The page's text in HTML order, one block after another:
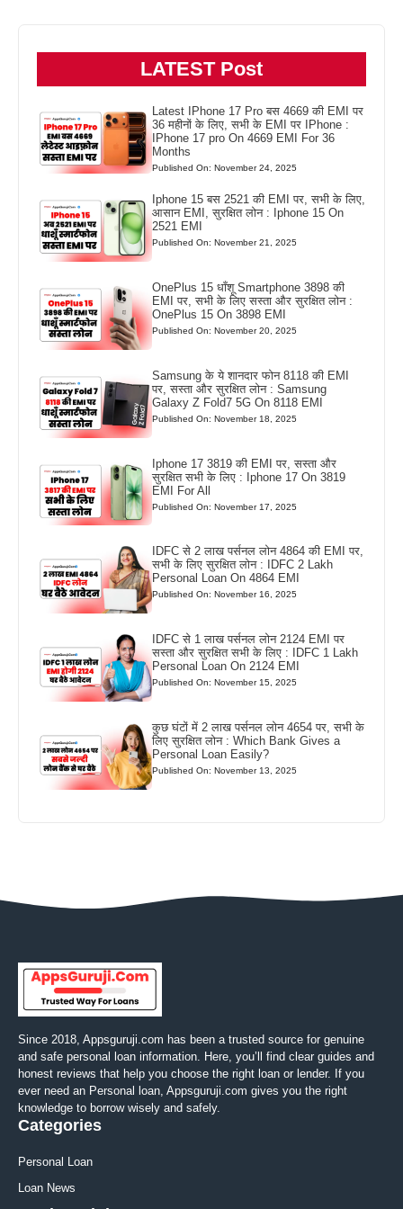
LATEST Post
Latest IPhone 17 Pro बस 4669 की EMI पर
36 महीनों के लिए, सभी के EMI पर IPhone :
IPhone 17 pro On 4669 EMI For 36
Months
Published On: November 24, 2025
Iphone 15 बस 2521 की EMI पर, सभी के लिए,
आसान EMI, सुरक्षित लोन : Iphone 15 On
2521 EMI
Published On: November 21, 2025
OnePlus 15 धाँशू Smartphone 3898 की
EMI पर, सभी के लिए सस्ता और सुरक्षित लोन :
OnePlus 15 On 3898 EMI
Published On: November 20, 2025
Samsung के ये शानदार फोन 8118 की EMI
पर, सस्ता और सुरक्षित लोन : Samsung
Galaxy Z Fold7 5G On 8118 EMI
Published On: November 18, 2025
Iphone 17 3819 की EMI पर, सस्ता और
सुरक्षित सभी के लिए : Iphone 17 On 3819
EMI For All
Published On: November 17, 2025
IDFC से 2 लाख पर्सनल लोन 4864 की EMI पर,
सभी के लिए सुरक्षित लोन : IDFC 2 Lakh
Personal Loan On 4864 EMI
Published On: November 16, 2025
IDFC से 1 लाख पर्सनल लोन 2124 EMI पर
सस्ता और सुरक्षित सभी के लिए : IDFC 1 Lakh
Personal Loan On 2124 EMI
Published On: November 15, 2025
कुछ घंटों में 2 लाख पर्सनल लोन 4654 पर, सभी के
लिए सुरक्षित लोन : Which Bank Gives a
Personal Loan Easily?
Published On: November 13, 2025
Since 2018, Appsguruji.com has been a trusted source for genuine
and safe personal loan information. Here, you’ll find clear guides and
honest reviews that help you choose the right loan or lender. If you
ever need an Personal loan, Appsguruji.com gives you the right
knowledge to borrow wisely and safely.
Categories
Personal Loan
Loan News